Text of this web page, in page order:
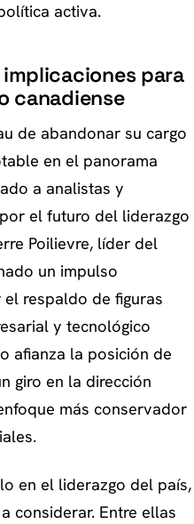
activa.
para
canadiense
de abandonar su cargo
en el panorama
a analistas y
el futuro del liderazgo
Poilievre, líder del
un impulso
respaldo de figuras
y tecnológico
afianza la posición de
giro en la dirección
más conservador
en el liderazgo del país,
considerar. Entre ellas